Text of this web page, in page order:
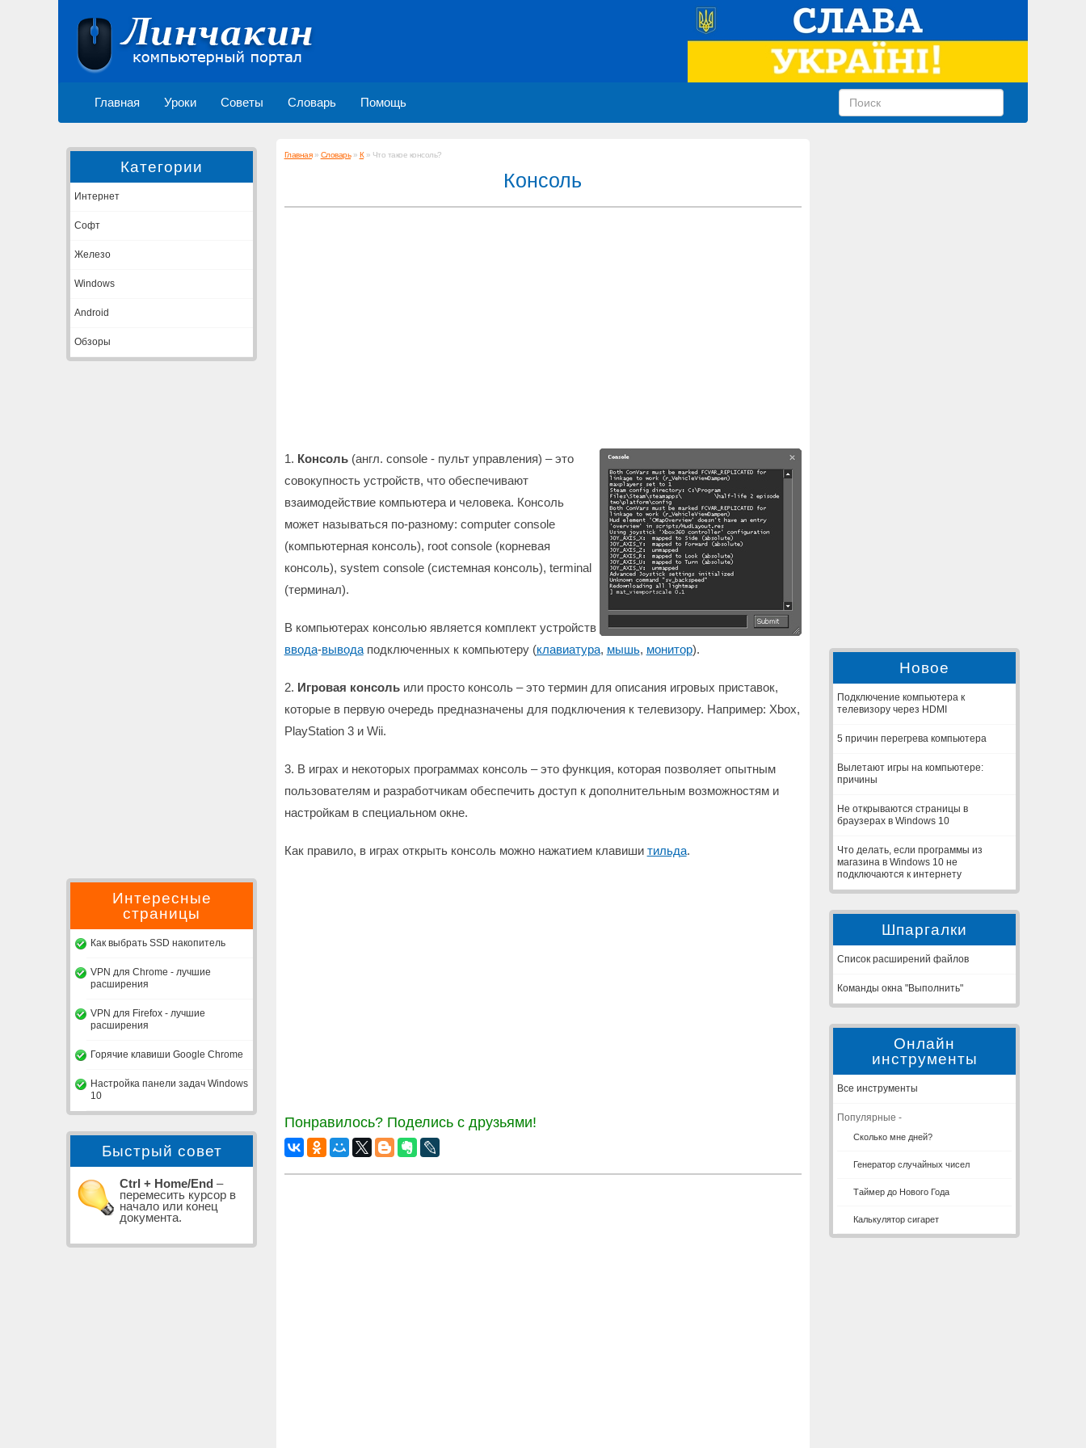
Главная Уроки Советы Словарь Помощь
Категории
Интернет
Софт
Железо
Windows
Android
Обзоры
Интересные
страницы
Как выбрать SSD накопитель
VPN для Chrome - лучшие
расширения
VPN для Firefox - лучшие
расширения
Горячие клавиши Google Chrome
Настройка панели задач Windows
10
Быстрый совет
Ctrl + Home/End –
перемесить курсор в
начало или конец
документа.
Главная» Словарь» К» Что такое консоль?
Консоль
1. Консоль(англ. console - пульт управления) – это
совокупность устройств, что обеспечивают
взаимодействие компьютера и человека. Консоль
может называться по-разному: computer console
(компьютерная консоль), root console (корневая
консоль), system console (системная консоль), terminal
(терминал).
В компьютерах консолью является комплект устройств
ввода-выводаподключенных к компьютеру (клавиатура, мышь, монитор).
2. Игровая консоль или просто консоль – это термин для описания игровых приставок,
которые в первую очередь предназначены для подключения к телевизору. Например: Xbox,
PlayStation 3 и Wii.
3. В играх и некоторых программах консоль – это функция, которая позволяет опытным
пользователям и разработчикам обеспечить доступ к дополнительным возможностям и
настройкам в специальном окне.
Как правило, в играх открыть консоль можно нажатием клавиши тильда.
Понравилось? Поделись с друзьями!
Новое
Подключение компьютера к
телевизору через HDMI
5 причин перегрева компьютера
Вылетают игры на компьютере:
причины
Не открываются страницы в
браузерах в Windows 10
Что делать, если программы из
магазина в Windows 10 не
подключаются к интернету
Шпаргалки
Список расширений файлов
Команды окна "Выполнить"
Онлайн
инструменты
Все инструменты
Популярные -
Сколько мне дней?
Генератор случайных чисел
Таймер до Нового Года
Калькулятор сигарет